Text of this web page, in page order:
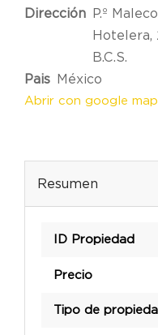
Dirección P.º
Hotelera,
B.C.S.
Pais México
Abrir con google
Resumen
ID Propiedad
Precio
Tipo de